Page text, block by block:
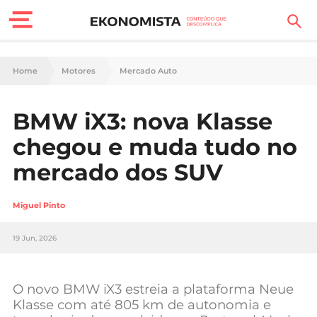
Finanças Pessoais
Carreira
Casa
Lifestyle
Sociedade
Negócios
Home Motores Mercado Auto
BMW iX3: nova Klasse
chegou e muda tudo no
mercado dos SUV
Miguel Pinto
19 Jun, 2026
O novo BMW iX3 estreia a plataforma Neue
Klasse com até 805 km de autonomia e